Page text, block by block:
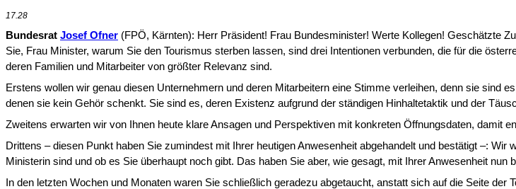
17.28
Bundesrat Josef Ofner (FPÖ, Kärnten): Herr Präsident! Frau Bundesminister! Werte Kollegen! Geschätzte
Sie, Frau Minister, warum Sie den Tourismus sterben las­sen, sind drei Intentionen verbunden, die für die
deren Familien und Mitarbei­ter von größter Relevanz sind.
Erstens wollen wir genau diesen Unternehmern und deren Mitarbeitern eine Stimme ver­leihen, denn sie sind
denen sie kein Gehör schenkt. Sie sind es, deren Existenz aufgrund der ständigen Hinhaltetaktik und der
Zweitens erwarten wir von Ihnen heute klare Ansagen und Perspektiven mit konkreten Öffnungsdaten, damit
Drittens – diesen Punkt haben Sie zumindest mit Ihrer heutigen Anwesenheit abgehan­delt und bestätigt –:
Ministerin sind und ob es Sie überhaupt noch gibt. Das haben Sie aber, wie gesagt, mit Ihrer Anwesenheit nun
In den letzten Wochen und Monaten waren Sie schließlich geradezu abgetaucht, anstatt sich auf die Seite